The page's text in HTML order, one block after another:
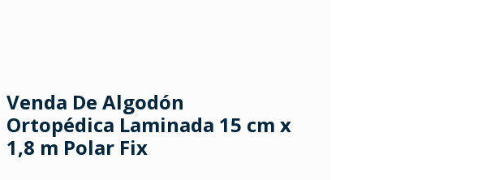
Venda De Algodón
Ortopédica Laminada 15 cm x
1,8 m Polar Fix